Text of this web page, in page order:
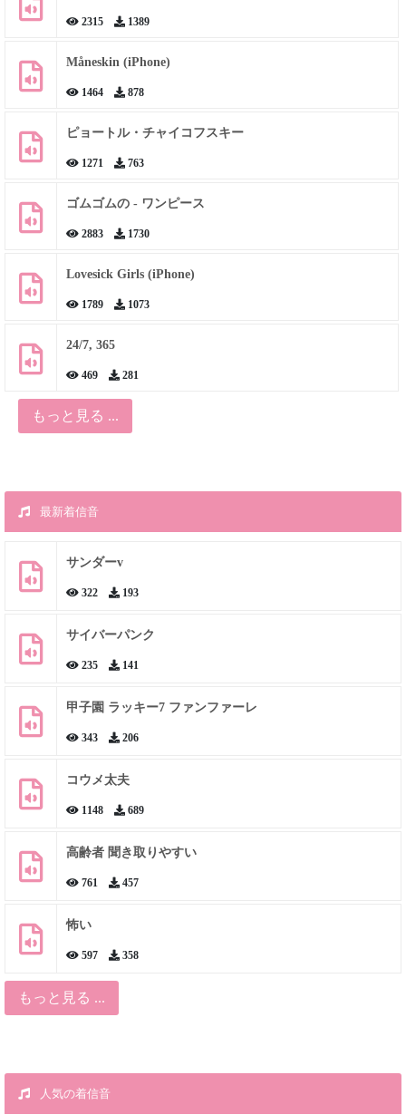
2315 1389
Måneskin (iPhone)
1464 878
ピョートル・チャイコフスキー
1271 763
ゴムゴムの - ワンピース
2883 1730
Lovesick Girls (iPhone)
1789 1073
24/7, 365
469 281
もっと見る ...
最新着信音
サンダーv
322 193
サイバーパンク
235 141
甲子園 ラッキー7 ファンファーレ
343 206
コウメ太夫
1148 689
高齢者 聞き取りやすい
761 457
怖い
597 358
もっと見る ...
人気の着信音